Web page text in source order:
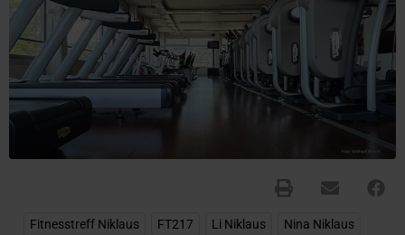
Fitnesstreff Niklaus FT217 Li Niklaus Nina Niklaus